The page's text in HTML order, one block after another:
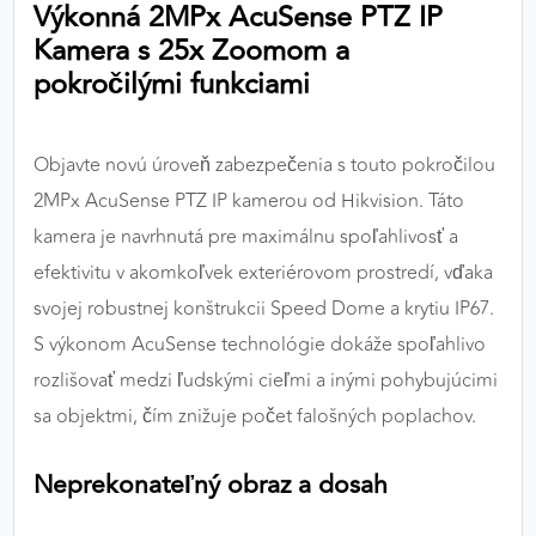
Výkonná 2MPx AcuSense PTZ IP
Kamera s 25x Zoomom a
pokročilými funkciami
Objavte novú úroveň zabezpečenia s touto pokročilou
2MPx AcuSense PTZ IP kamerou od Hikvision. Táto
kamera je navrhnutá pre maximálnu spoľahlivosť a
efektivitu v akomkoľvek exteriérovom prostredí, vďaka
svojej robustnej konštrukcii Speed Dome a krytiu IP67.
S výkonom AcuSense technológie dokáže spoľahlivo
rozlišovať medzi ľudskými cieľmi a inými pohybujúcimi
sa objektmi, čím znižuje počet falošných poplachov.
Neprekonateľný obraz a dosah
výkon a funkčnosť našich stránok.
Google Analytics
MARKETINGOVÉ COOKIES
Marketingové cookies sa používajú na sledovanie
správania používateľov naprieč webovými
stránkami. Umožňujú nám a našim partnerom
zobrazovať cielenú a relevantnú reklamu, a to na
našom webe aj v reklamných sieťach tretích strán.
Google Ads
Poskytovateľ: Google